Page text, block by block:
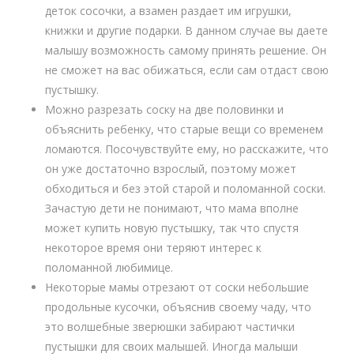
деток сосочки, а взамен раздает им игрушки,
книжки и другие подарки. В данном случае вы даете
малышу возможность самому принять решение. Он
не сможет на вас обижаться, если сам отдаст свою
пустышку.
Можно разрезать соску на две половинки и
объяснить ребенку, что старые вещи со временем
ломаются. Посочувствуйте ему, но расскажите, что
он уже достаточно взрослый, поэтому может
обходиться и без этой старой и поломанной соски.
Зачастую дети не понимают, что мама вполне
может купить новую пустышку, так что спустя
некоторое время они теряют интерес к
поломанной любимице.
Некоторые мамы отрезают от соски небольшие
продольные кусочки, объяснив своему чаду, что
это волшебные зверюшки забирают частички
пустышки для своих малышей. Иногда малыши